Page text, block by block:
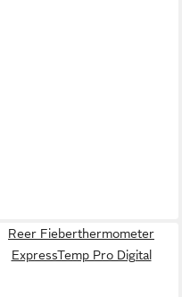
Reer Fieberthermometer
ExpressTemp Pro Digital